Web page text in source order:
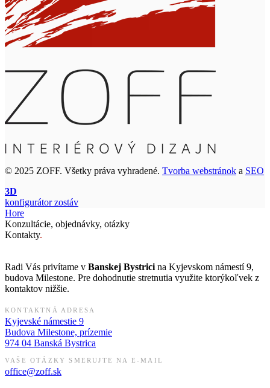
© 2025 ZOFF. Všetky práva vyhradené. Tvorba webstránok a SEO
3D
konfigurátor zostáv
Hore
Konzultácie, objednávky, otázky
Kontakty.
Radi Vás privítame v Banskej Bystrici na Kyjevskom námestí 9,
budova Milestone. Pre dohodnutie stretnutia využite ktorýkoľvek z
kontaktov nižšie.
KONTAKTNÁ ADRESA
Kyjevské námestie 9
Budova Milestone, prízemie
974 04 Banská Bystrica
VAŠE OTÁZKY SMERUJTE NA E-MAIL
office@zoff.sk